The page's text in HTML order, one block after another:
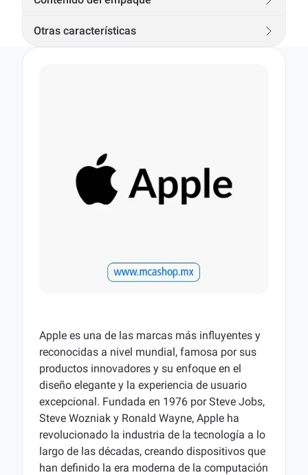
Otras características
Apple es una de las marcas más influyentes y
reconocidas a nivel mundial, famosa por sus
productos innovadores y su enfoque en el
diseño elegante y la experiencia de usuario
excepcional. Fundada en 1976 por Steve Jobs,
Steve Wozniak y Ronald Wayne, Apple ha
revolucionado la industria de la tecnología a lo
largo de las décadas, creando dispositivos que
han definido la era moderna de la computación